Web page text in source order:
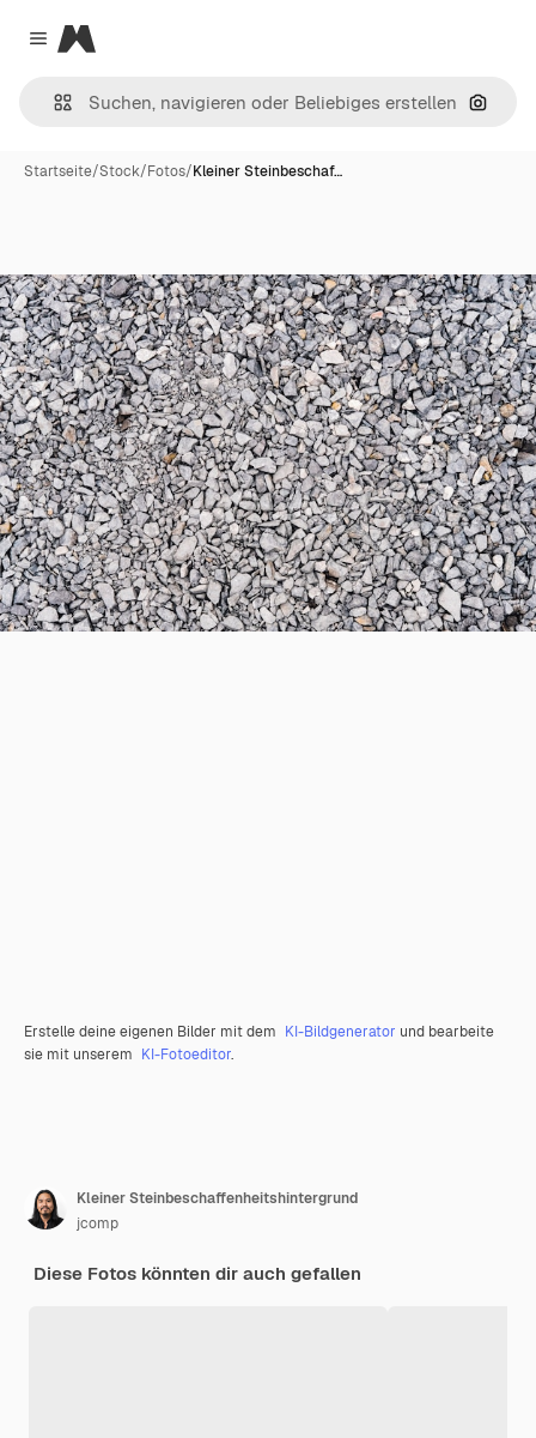
Close menu
Magnific
Nach
Startseite/Stock/Fotos/Kleiner Steinbeschaf…
Erstelle deine eigenen Bilder mit dem KI-Bildgenerator und bearbeite
sie mit unserem KI-Fotoeditor.
Kleiner Steinbeschaffenheitshintergrund
jcomp
Diese Fotos könnten dir auch gefallen